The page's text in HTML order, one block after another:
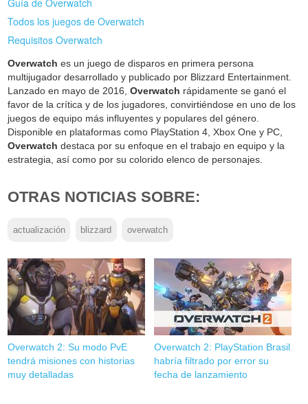
Guía de Overwatch
Todos los juegos de Overwatch
Requisitos Overwatch
Overwatch es un juego de disparos en primera persona
multijugador desarrollado y publicado por Blizzard Entertainment.
Lanzado en mayo de 2016,Overwatch rápidamente se ganó el
favor de la crítica y de los jugadores, convirtiéndose en uno de los
juegos de equipo más influyentes y populares del género.
Disponible en plataformas como PlayStation 4, Xbox One y PC,
Overwatch destaca por su enfoque en el trabajo en equipo y la
estrategia, así como por su colorido elenco de personajes.
OTRAS NOTICIAS SOBRE:
actualización blizzard overwatch
Overwatch 2: Su modo PvE
tendrá misiones con historias
muy detalladas
Overwatch 2: PlayStation Brasil
habría filtrado por error su
fecha de lanzamiento